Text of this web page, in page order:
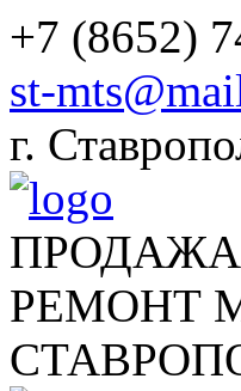
+7 (8652)
st-
г.
РЕМОНТ